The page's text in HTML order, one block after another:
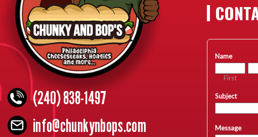
(240) 838-1497
info@chunkynbops.com